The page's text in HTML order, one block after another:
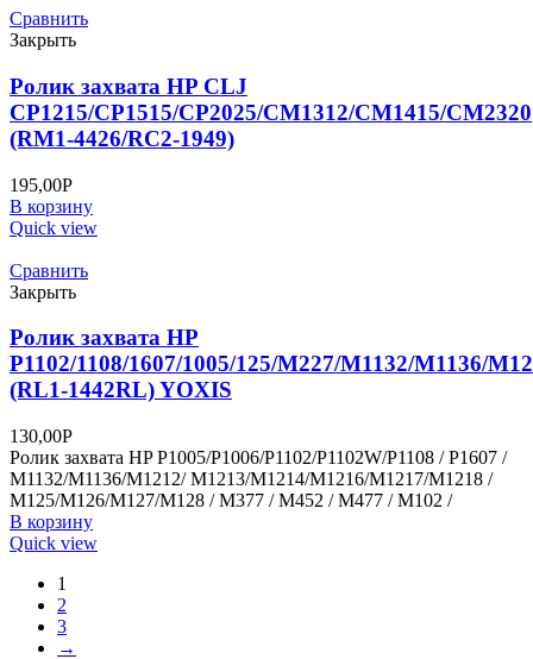
Сравнить
Закрыть
Ролик захвата HP CLJ
CP1215/CP1515/CP2025/CM1312/CM1415/CM2320
(RM1-4426/RC2-1949)
195,00Р
В корзину
Quick view
Сравнить
Закрыть
Ролик захвата HP
P1102/1108/1607/1005/125/M227/M1132/M1136/
(RL1-1442RL) YOXIS
130,00Р
Ролик захвата HP P1005/P1006/P1102/P1102W/P1108 / P1607 /
M1132/M1136/M1212/ M1213/M1214/M1216/M1217/M1218 /
M125/M126/M127/M128 / M377 / M452 / M477 / M102 /
В корзину
Quick view
1
2
3
→